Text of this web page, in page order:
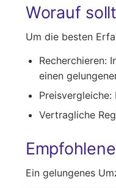
Worauf
Um die besten
Recherchieren:
einen
Preisvergleiche:
Vertragliche
Ein gelungenes